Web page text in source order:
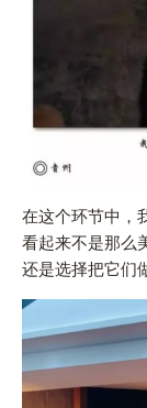
在这个环节中，
看起来不是那么
还是选择把它们